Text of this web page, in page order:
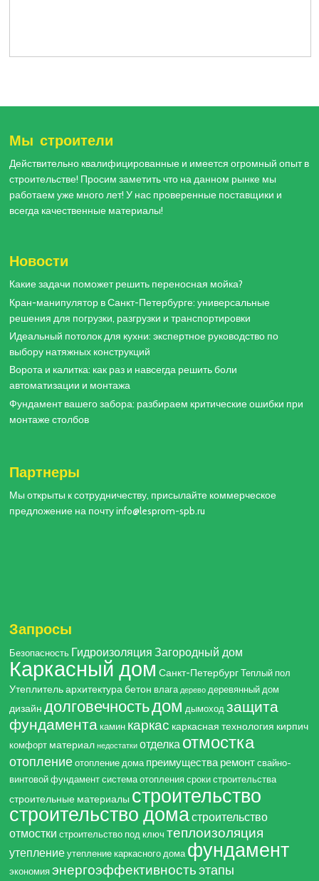
Мы строители
Действительно квалифицированные и имеется огромный опыт в
строительстве! Просим заметить что на данном рынке мы
работаем уже много лет! У нас проверенные поставщики и
всегда качественные материалы!
Новости
Какие задачи поможет решить переносная мойка?
Кран-манипулятор в Санкт-Петербурге: универсальные
решения для погрузки, разгрузки и транспортировки
Идеальный потолок для кухни: экспертное руководство по
выбору натяжных конструкций
Ворота и калитка: как раз и навсегда решить боли
автоматизации и монтажа
Фундамент вашего забора: разбираем критические ошибки при
монтаже столбов
Партнеры
Мы открыты к сотрудничеству, присылайте коммерческое
предложение на почту info@lesprom-spb.ru
Запросы
Безопасность Гидроизоляция Загородный дом
Каркасный дом Санкт-Петербург Теплый пол
Утеплительархитектурабетон влага дерево деревянный дом
дизайн долговечностьдом дымоход защита
фундамента камин каркас каркасная технология кирпич
комфорт материал недостатки отделка отмостка
отопление отопление дома преимуществаремонт свайно-
винтовой фундамент система отопления сроки строительства
строительные материалы строительство
строительство домастроительство
отмостки строительство под ключ теплоизоляция
утепление утепление каркасного дома фундамент
экономия энергоэффективность этапы